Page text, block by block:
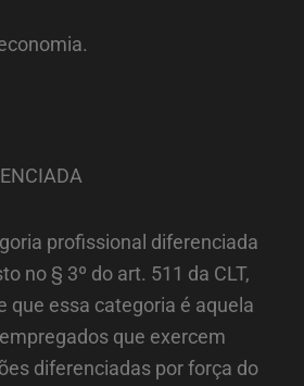
profissional diferenciada
no § 3º do art. 511 da CLT,
que essa categoria é aquela
que exercem
diferenciadas por força do